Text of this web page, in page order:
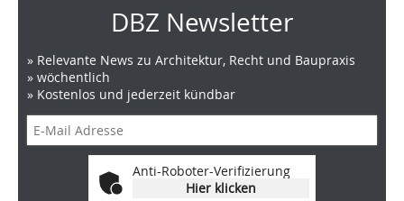
DBZ Newsletter
» Relevante News zu Architektur, Recht und Baupraxis
» wöchentlich
» Kostenlos und jederzeit kündbar
Anti-Roboter-Verifizierung
Hier klicken